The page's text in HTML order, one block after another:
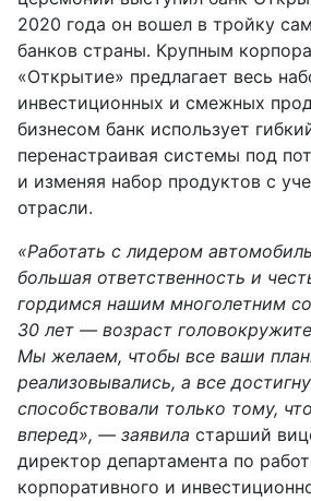
2020 года он вошел в тройку
банков страны. Крупным
«Открытие» предлагает весь
инвестиционных и смежных
бизнесом банк использует
перенастраивая системы под
и изменяя набор продуктов с
отрасли.
«Работать с лидером
большая ответственность и
гордимся нашим многолетним
30 лет — возраст
Мы желаем, чтобы все ваши
реализовывались, а все
способствовали только тому,
вперед», — заявила старший
директор департамента по
корпоративного и